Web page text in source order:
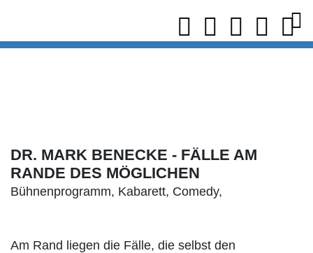
DR. MARK BENECKE - FÄLLE AM
RANDE DES MÖGLICHEN
Bühnenprogramm, Kabarett, Comedy,
Am Rand liegen die Fälle, die selbst den